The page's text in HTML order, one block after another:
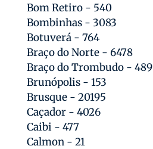
Bom Retiro - 540
Bombinhas - 3083
Botuverá - 764
Braço do Norte - 6478
Braço do Trombudo - 489
Brunópolis - 153
Brusque - 20195
Caçador - 4026
Caibi - 477
Calmon - 21